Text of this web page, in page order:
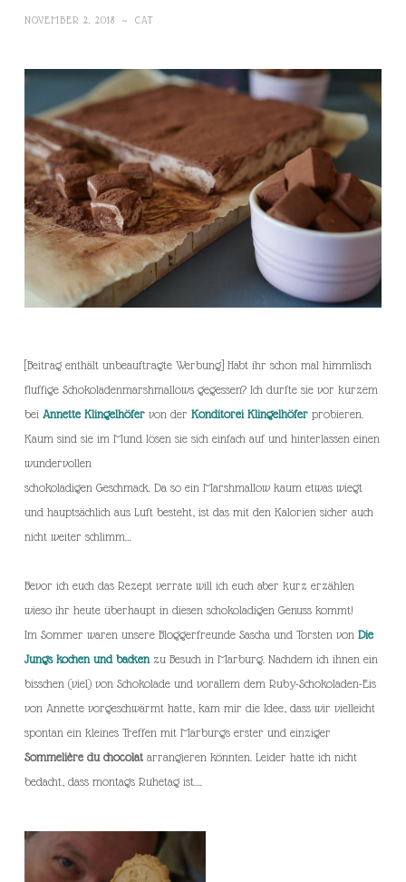
NOVEMBER 2, 2018 ~ CAT
[Beitrag enthält unbeauftragte Werbung] Habt ihr schon mal himmlisch
fluffige Schokoladenmarshmallows gegessen? Ich durfte sie vor kurzem
bei Annette Klingelhöfer von der Konditorei Klingelhöfer probieren.
Kaum sind sie im Mund lösen sie sich einfach auf und hinterlassen einen
wundervollen
schokoladigen Geschmack. Da so ein Marshmallow kaum etwas wiegt
und hauptsächlich aus Luft besteht, ist das mit den Kalorien sicher auch
nicht weiter schlimm…
Bevor ich euch das Rezept verrate will ich euch aber kurz erzählen
wieso ihr heute überhaupt in diesen schokoladigen Genuss kommt!
Im Sommer waren unsere Bloggerfreunde Sascha und Torsten von Die
Jungs kochen und backenzu Besuch in Marburg. Nachdem ich ihnen ein
bisschen (viel) von Schokolade und vorallem dem Ruby-Schokoladen-Eis
von Annette vorgeschwärmt hatte, kam mir die Idee, dass wir vielleicht
spontan ein kleines Treffen mit Marburgs erster und einziger
Sommelière du chocolat arrangieren könnten. Leider hatte ich nicht
bedacht, dass montags Ruhetag ist….